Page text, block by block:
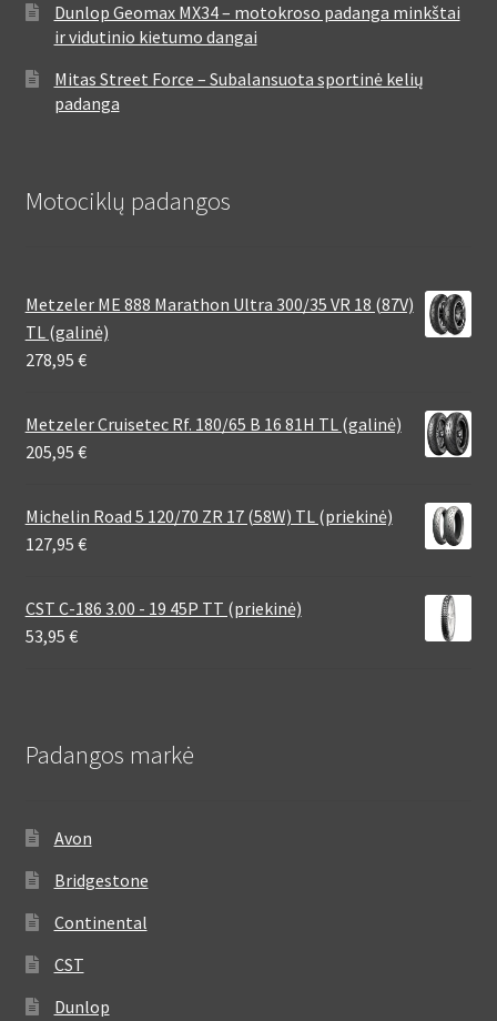
Dunlop Geomax MX34 – motokroso padanga minkštai
ir vidutinio kietumo dangai
Mitas Street Force – Subalansuota sportinė kelių
padanga
Motociklų padangos
Metzeler ME 888 Marathon Ultra 300/35 VR 18 (87V)
TL (galinė)
278,95 €
Metzeler Cruisetec Rf. 180/65 B 16 81H TL (galinė)
205,95 €
Michelin Road 5 120/70 ZR 17 (58W) TL (priekinė)
127,95 €
CST C-186 3.00 - 19 45P TT (priekinė)
53,95 €
Padangos markė
Avon
Bridgestone
Continental
CST
Dunlop